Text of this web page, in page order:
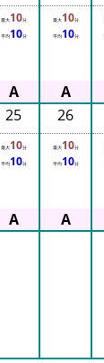
最大10分
平均10分
最大10分
平均10分
25
最大10分
平均10分
26
最大10分
平均10分